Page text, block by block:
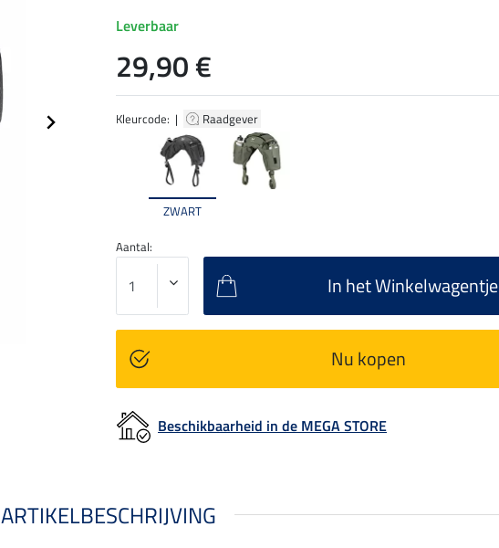
Kleurcode: | Raadgever
ZWART
Leverbaar
29,90 €
Aantal:
In het Winkelwagentje
Nu kopen
Beschikbaarheid in de MEGA STORE
ARTIKELBESCHRIJVING